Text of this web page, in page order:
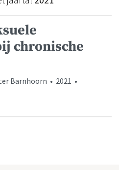
chronische
Barnhoorn • 2021 •